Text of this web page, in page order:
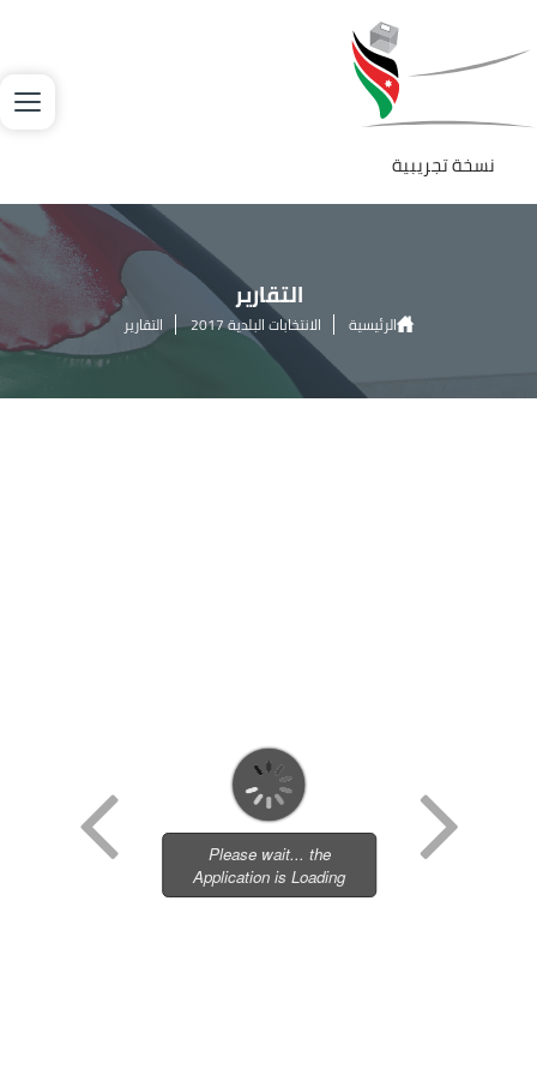
تجاوز إلى المحتوى الرئيسي
نسخة تجريبية
التقارير
الرئيسية الانتخابات البلدية 2017 التقارير